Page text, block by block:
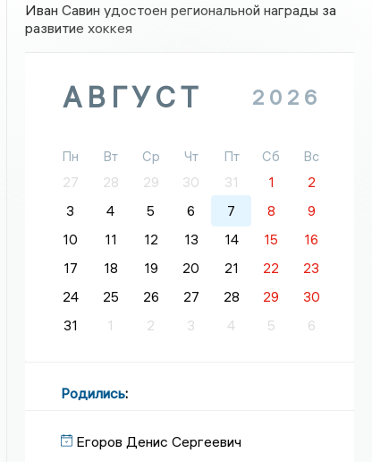
Иван Савин удостоен региональной награды за
развитие хоккея
АВГУСТ 2026
Пн Вт Ср Чт Пт Сб
Вс
27
28 29 30 31 1
2
3
4 5 6 7 8
9
10
11 12 13 14 15
16
17
18 19 20 21 22
23
24
25 26 27 28 29
30
31
1 2 3 4 5 6
Родились:
Егоров Денис Сергеевич